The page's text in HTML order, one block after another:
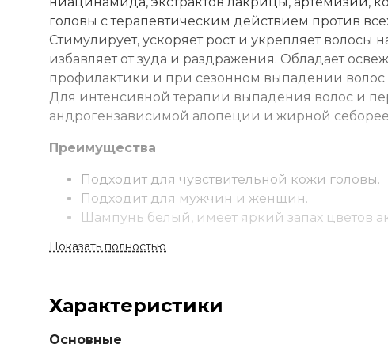
головы с терапевтическим действием против
Стимулирует, ускоряет рост и укрепляет
избавляет от зуда и раздражения. Обладает
профилактики и при сезонном выпадении волос
Для интенсивной терапии выпадения волос и
андрогензависимой алопеции и жирной себорее
Преимущества
Подходит для чувствительной кожи головы.
Подходит для мужчин и женщин.
Шампунь белый, имеет яркий запах цветов
Полноразмерный объем.
Нанести шампунь на мокрые волосы и кожу.
необходимости повторить. Для профилактики и
Показать полностью
Характеристики
Основные